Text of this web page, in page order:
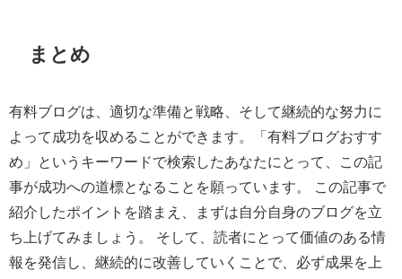
まとめ
有料ブログは、適切な準備と戦略、そして継続的な努力に
よって成功を収めることができます。「有料ブログおすす
め」というキーワードで検索したあなたにとって、この記
事が成功への道標となることを願っています。 この記事で
紹介したポイントを踏まえ、まずは自分自身のブログを立
ち上げてみましょう。 そして、読者にとって価値のある情
報を発信し、継続的に改善していくことで、必ず成果を上